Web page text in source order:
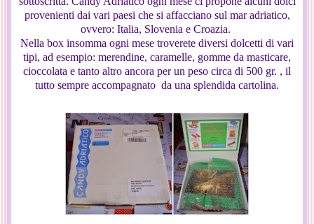
provenienti dai vari paesi che si affacciano sul mar adriatico,
ovvero: Italia, Slovenia e Croazia.
Nella box insomma ogni mese troverete diversi dolcetti di vari
tipi, ad esempio: merendine, caramelle, gomme da masticare,
cioccolata e tanto altro ancora per un peso circa di 500 gr. , il
tutto sempre accompagnato da una splendida cartolina.